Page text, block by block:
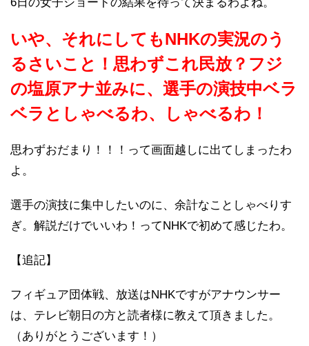
6日の女子ショートの結果を待って決まるわよね。
いや、それにしてもNHKの実況のう
るさいこと！思わずこれ民放？フジ
の塩原アナ並みに、選手の演技中ベラ
ベラとしゃべるわ、しゃべるわ！
思わずおだまり！！！って画面越しに出てしまったわ
よ。
選手の演技に集中したいのに、余計なことしゃべりす
ぎ。解説だけでいいわ！ってNHKで初めて感じたわ。
【追記】
フィギュア団体戦、放送はNHKですがアナウンサー
は、テレビ朝日の方と読者様に教えて頂きました。
（ありがとうございます！）